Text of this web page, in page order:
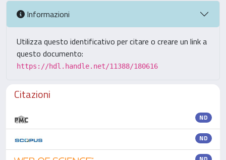
Informazioni
Utilizza questo identificativo per citare o creare un link a
questo documento:
https://hdl.handle.net/11388/180616
Citazioni
ND
ND